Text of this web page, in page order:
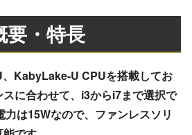
要・特長
KabyLake-U CPUを搭載してお
に合わせて、i3からi7まで選択で
は15Wなので、ファンレスソリ